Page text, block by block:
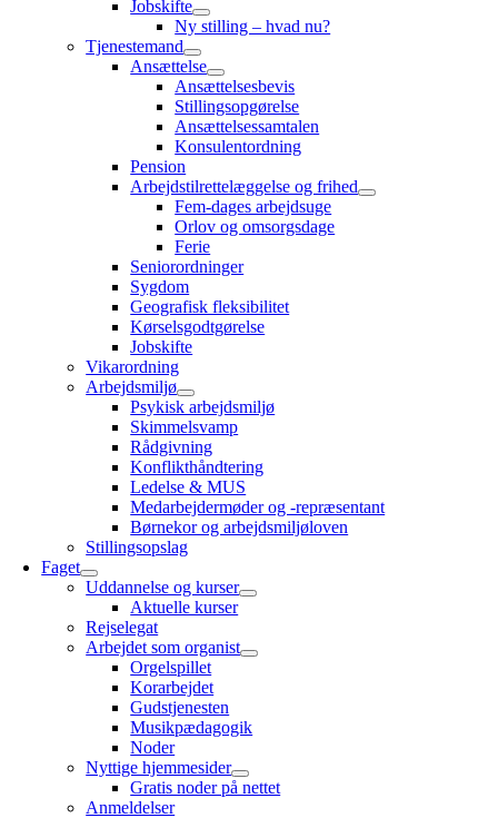
Jobskifte
Ny stilling – hvad nu?
Tjenestemand
Ansættelse
Ansættelsesbevis
Stillingsopgørelse
Ansættelsessamtalen
Konsulentordning
Pension
Arbejdstilrettelæggelse og frihed
Fem-dages arbejdsuge
Orlov og omsorgsdage
Ferie
Seniorordninger
Sygdom
Geografisk fleksibilitet
Kørselsgodtgørelse
Jobskifte
Vikarordning
Arbejdsmiljø
Psykisk arbejdsmiljø
Skimmelsvamp
Rådgivning
Konflikthåndtering
Ledelse & MUS
Medarbejdermøder og -repræsentant
Børnekor og arbejdsmiljøloven
Stillingsopslag
Faget
Uddannelse og kurser
Aktuelle kurser
Rejselegat
Arbejdet som organist
Orgelspillet
Korarbejdet
Gudstjenesten
Musikpædagogik
Noder
Nyttige hjemmesider
Gratis noder på nettet
Anmeldelser